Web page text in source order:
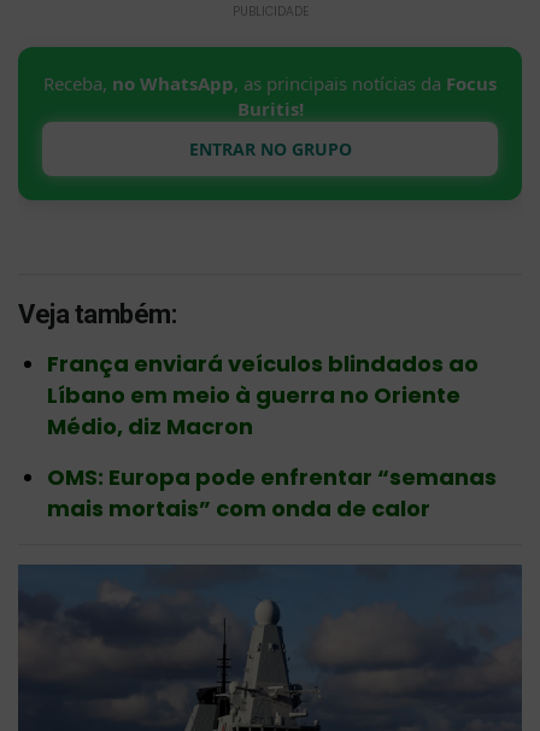
PUBLICIDADE
Receba, no WhatsApp, as principais notícias da Focus
Buritis!
ENTRAR NO GRUPO
Veja também:
França enviará veículos blindados ao
Líbano em meio à guerra no Oriente
Médio, diz Macron
OMS: Europa pode enfrentar “semanas
mais mortais” com onda de calor